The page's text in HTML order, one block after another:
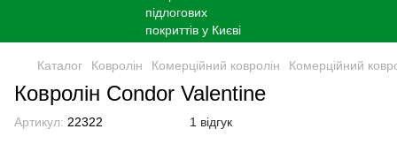
Каталог Ковролін Комерційний ковролін Комерційний
Ковролін Condor Valentine
Артикул: 22322 1 відгук